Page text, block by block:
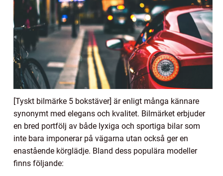
[Tyskt bilmärke 5 bokstäver] är enligt många kännare
synonymt med elegans och kvalitet. Bilmärket erbjuder
en bred portfölj av både lyxiga och sportiga bilar som
inte bara imponerar på vägarna utan också ger en
enastående körglädje. Bland dess populära modeller
finns följande: